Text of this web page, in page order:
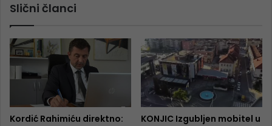
Slični članci
Kordić Rahimiću direktno:
KONJIC Izgubljen mobitel u